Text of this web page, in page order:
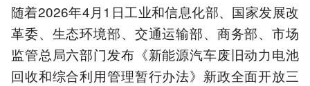
随着2026年4月1日工业和信息化部、国家发展改
革委、生态环境部、交通运输部、商务部、市场
监管总局六部门发布《新能源汽车废旧动力电池
回收和综合利用管理暂行办法》新政全面开放三